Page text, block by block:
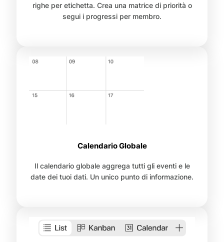
righe per etichetta. Crea una matrice di priorità o
segui i progressi per membro.
Calendario Globale
Il calendario globale aggrega tutti gli eventi e le
date dei tuoi dati. Un unico punto di informazione.